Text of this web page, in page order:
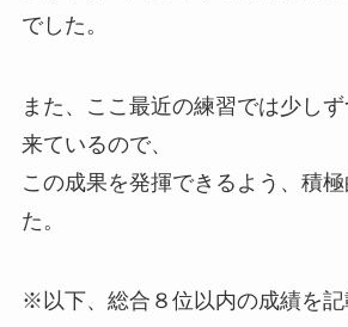
でした。
また、ここ最近の練習では少し
来ているので、
この成果を発揮できるよう、積
た。
※以下、総合８位以内の成績を記